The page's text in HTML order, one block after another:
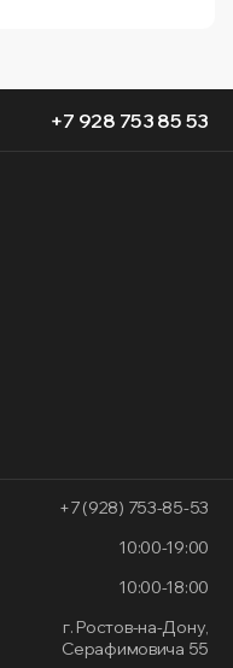
+7 928 753 85 53
+7 (928) 753-85-53
10:00-19:00
10:00-18:00
г. Ростов-на-Дону,
Серафимовича 55